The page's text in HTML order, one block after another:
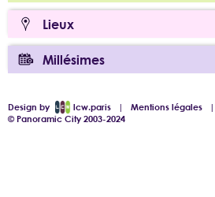
Lieux
Millésimes
Design by lcw.paris |Mentions légales |
© Panoramic City 2003-2024